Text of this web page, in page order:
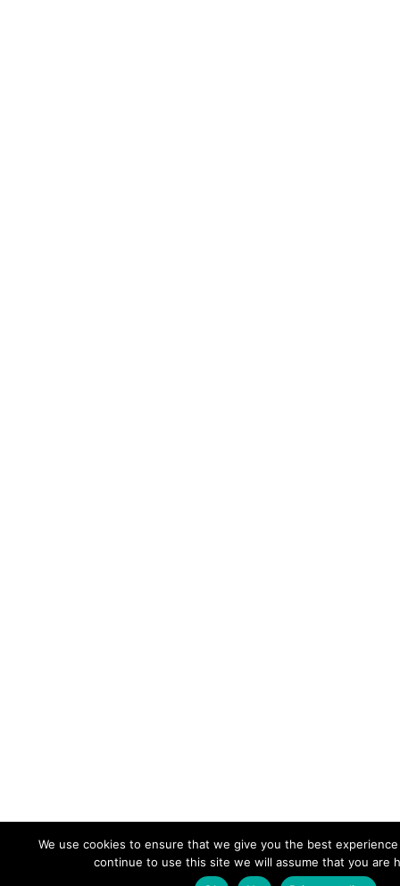
We use cookies to ensure that we give you the best
continue to use this site we will assume that you are